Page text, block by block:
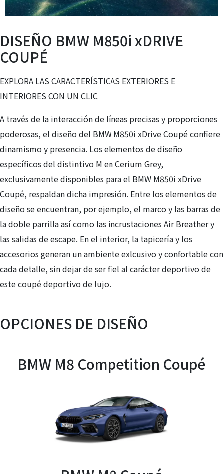
DISEÑO BMW M850i xDRIVE
COUPÉ
EXPLORA LAS CARACTERÍSTICAS EXTERIORES E
INTERIORES CON UN CLIC
A través de la interacción de líneas precisas y proporciones
poderosas, el diseño del BMW M850i xDrive Coupé confiere
dinamismo y presencia. Los elementos de diseño
específicos del distintivo M en Cerium Grey,
exclusivamente disponibles para el BMW M850i xDrive
Coupé, respaldan dicha impresión. Entre los elementos de
diseño se encuentran, por ejemplo, el marco y las barras de
la doble parrilla así como las incrustaciones Air Breather y
las salidas de escape. En el interior, la tapicería y los
accesorios generan un ambiente exlcusivo y confortable con
cada detalle, sin dejar de ser fiel al carácter deportivo de
este coupé deportivo de lujo.
OPCIONES DE DISEÑO
BMW M8 Competition Coupé